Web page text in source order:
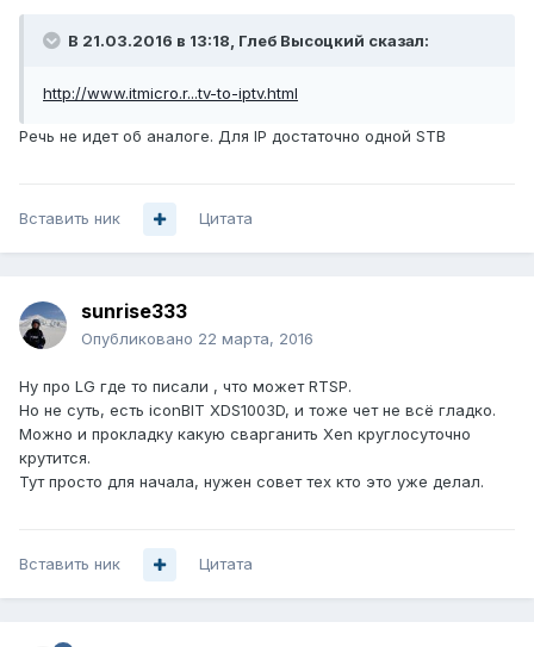
В 21.03.2016 в 13:18, Глеб Высоцкий сказал:
http://www.itmicro.r...tv-to-iptv.html
Речь не идет об аналоге. Для IP достаточно одной STB
Вставить ник Цитата
sunrise333
Опубликовано 22 марта, 2016
Ну про LG где то писали , что может RTSP.
Но не суть, есть iconBIT XDS1003D, и тоже чет не всё гладко.
Можно и прокладку какую сварганить Xen круглосуточно
крутится.
Тут просто для начала, нужен совет тех кто это уже делал.
Вставить ник Цитата